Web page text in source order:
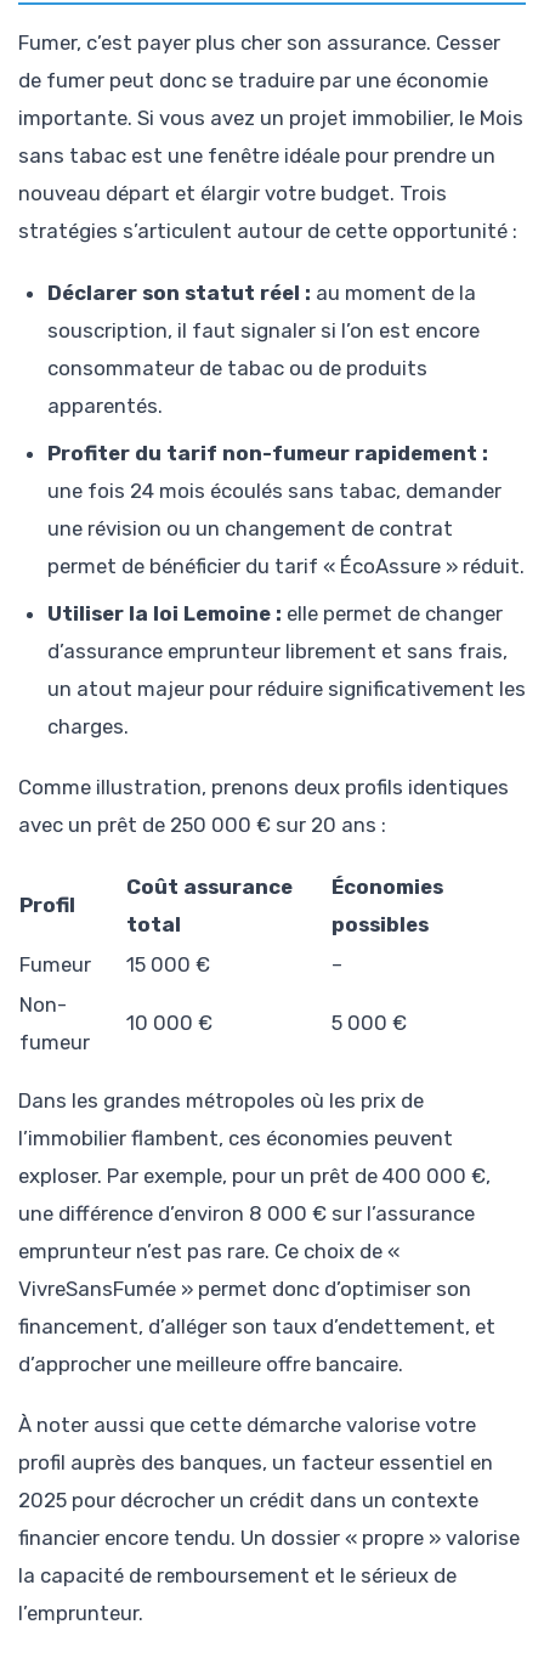
Fumer, c’est payer plus cher son assurance. Cesser
de fumer peut donc se traduire par une économie
importante. Si vous avez un projet immobilier, le Mois
sans tabac est une fenêtre idéale pour prendre un
nouveau départ et élargir votre budget. Trois
stratégies s’articulent autour de cette opportunité :
Déclarer son statut réel : au moment de la
souscription, il faut signaler si l’on est encore
consommateur de tabac ou de produits
apparentés.
Profiter du tarif non-fumeur rapidement :
une fois 24 mois écoulés sans tabac, demander
une révision ou un changement de contrat
permet de bénéficier du tarif « ÉcoAssure » réduit.
Utiliser la loi Lemoine : elle permet de changer
d’assurance emprunteur librement et sans frais,
un atout majeur pour réduire significativement les
charges.
Comme illustration, prenons deux profils identiques
avec un prêt de 250 000 € sur 20 ans :
Profil
Coût assurance
total
Économies
possibles
Fumeur
15 000 €
–
Non-
fumeur
10 000 € 5 000 €
Dans les grandes métropoles où les prix de
l’immobilier flambent, ces économies peuvent
exploser. Par exemple, pour un prêt de 400 000 €,
une différence d’environ 8 000 € sur l’assurance
emprunteur n’est pas rare. Ce choix de «
VivreSansFumée » permet donc d’optimiser son
financement, d’alléger son taux d’endettement, et
d’approcher une meilleure offre bancaire.
À noter aussi que cette démarche valorise votre
profil auprès des banques, un facteur essentiel en
2025 pour décrocher un crédit dans un contexte
financier encore tendu. Un dossier « propre » valorise
la capacité de remboursement et le sérieux de
l’emprunteur.